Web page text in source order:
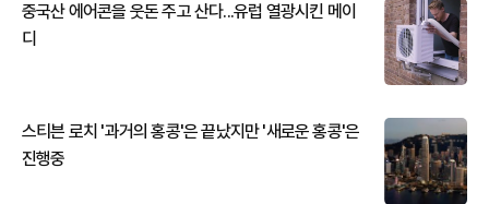
중국산 에어콘을 웃돈 주고 산다...유럽 열광시킨 메이
디
스티븐 로치 '과거의 홍콩'은 끝났지만 '새로운 홍콩'은
진행중